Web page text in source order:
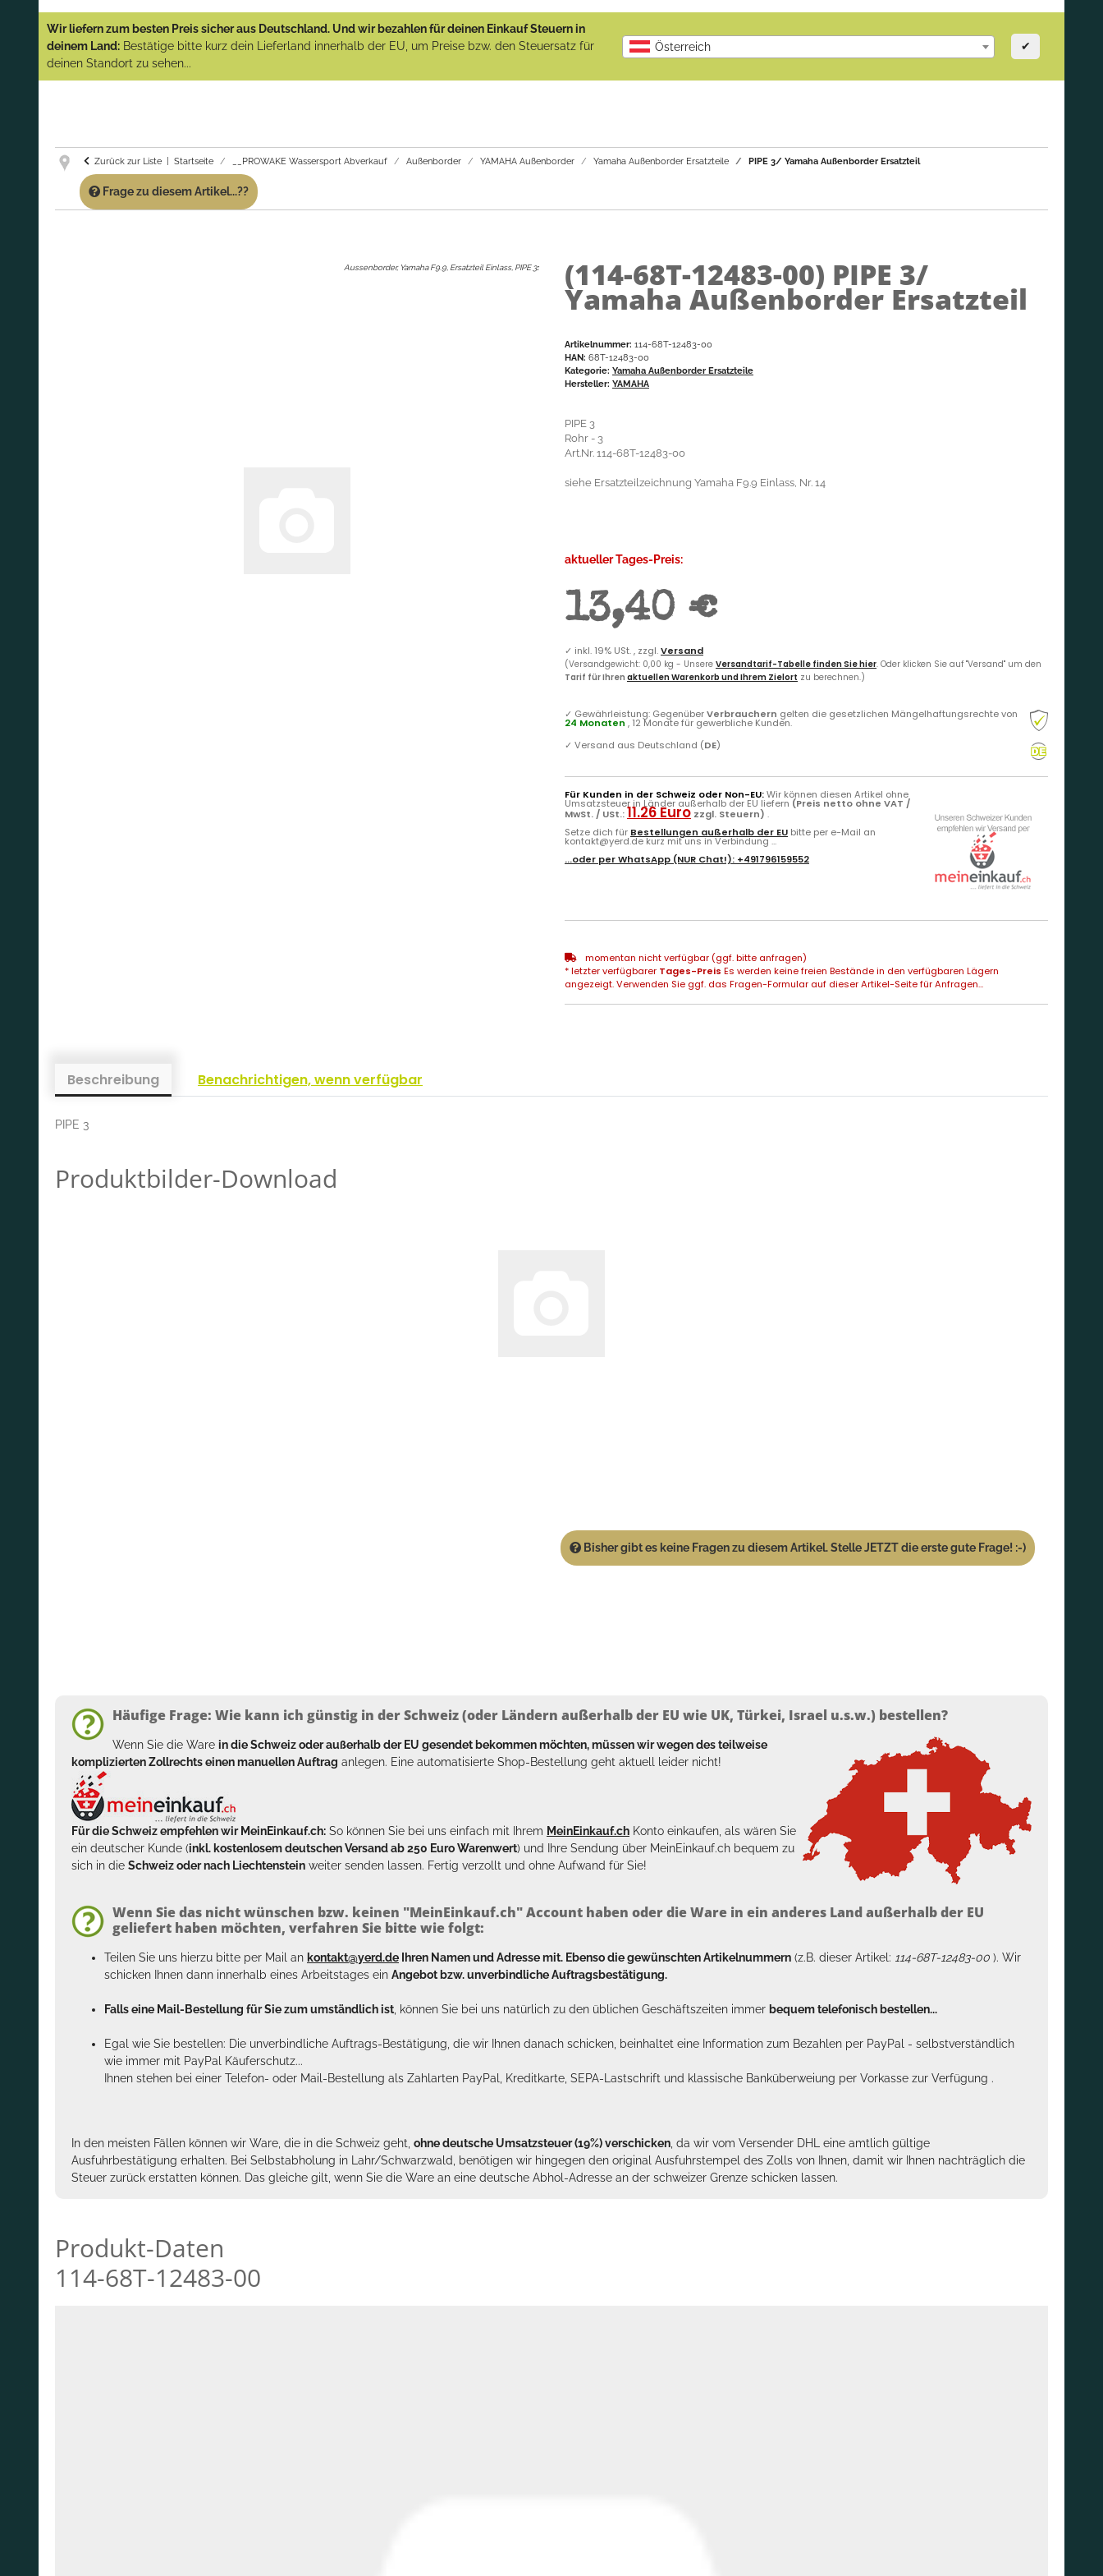
(Abverkauf)!
GARANTIE UND SERVICE:
Artikeln einfach an!
Wir liefern zum besten Preis sicher aus Deutschland. Und wir bezahlen für deinen Einkauf Steuern in
deinem Land: Bestätige bitte kurz dein Lieferland innerhalb der EU, um Preise bzw. den Steuersatz für
deinen Standort zu sehen...
Österreich ✔
Zurück zur Liste Startseite __PROWAKE Wassersport Abverkauf Außenborder YAMAHA Außenborder Yamaha Außenborder Ersatzteile PIPE 3/ Yamaha Außenborder Ersatzteil
Frage zu diesem Artikel...??
Aussenborder, Yamaha F9.9, Ersatzteil Einlass, PIPE 3: (114-68T-12483-00) PIPE 3/
Yamaha Außenborder Ersatzteil
Artikelnummer: 114-68T-12483-00
HAN: 68T-12483-00
Kategorie: Yamaha Außenborder Ersatzteile
Hersteller: YAMAHA
PIPE 3
Rohr - 3
Art.Nr. 114-68T-12483-00
siehe Ersatzteilzeichnung Yamaha F9.9 Einlass, Nr. 14
aktueller Tages-Preis:
13,40 €
✓ inkl. 19% USt. , zzgl.Versand
(Versandgewicht: 0,00 kg - Unsere Versandtarif-Tabelle finden Sie hier. Oder klicken Sie auf "Versand" um den
Tarif für Ihren aktuellen Warenkorb und Ihrem Zielort zu berechnen.)
✓ Gewährleistung: GegenüberVerbrauchern gelten die gesetzlichen Mängelhaftungsrechte von
24 Monaten , 12 Monate für gewerbliche Kunden.
✓ Versand aus Deutschland (DE)
Für Kunden in der Schweiz oder Non-EU:Wir können diesen Artikel ohne
Umsatzsteuer in Länder außerhalb der EU liefern (Preis netto ohne VAT /
MwSt. / USt.:11.26 Euro zzgl. Steuern) .
Setze dich für Bestellungen außerhalb der EU bitte per e-Mail an
kontakt@yerd.de kurz mit uns in Verbindung ...
...oder perWhatsApp (NUR Chat!): +491796159552
momentan nicht verfügbar (ggf. bitte anfragen)
* letzter verfügbarer Tages-Preis Es werden keine freien Bestände in den verfügbaren Lägern
angezeigt. Verwenden Sie ggf. das Fragen-Formular auf dieser Artikel-Seite für Anfragen...
Beschreibung Benachrichtigen, wenn verfügbar
PIPE 3
Produktbilder-Download
Bisher gibt es keine Fragen zu diesem Artikel. Stelle JETZT die erste gute Frage! :-)
Häufige Frage: Wie kann ich günstig in der Schweiz (oder Ländern außerhalb der EU wie UK, Türkei, Israel u.s.w.) bestellen?
Wenn Sie die Ware in die Schweiz oder außerhalb der EU gesendet bekommen möchten, müssen wir wegen des teilweise
komplizierten Zollrechts einen manuellen Auftrag anlegen. Eine automatisierte Shop-Bestellung geht aktuell leider nicht!
Für die Schweiz empfehlen wir MeinEinkauf.ch: So können Sie bei uns einfach mit Ihrem MeinEinkauf.ch Konto einkaufen, als wären Sie
ein deutscher Kunde (inkl. kostenlosem deutschen Versand ab 250 Euro Warenwert) und Ihre Sendung über MeinEinkauf.ch bequem zu
sich in die Schweiz oder nach Liechtenstein weiter senden lassen. Fertig verzollt und ohne Aufwand für Sie!
Wenn Sie das nicht wünschen bzw. keinen "MeinEinkauf.ch" Account haben oder die Ware in ein anderes Land außerhalb der EU
geliefert haben möchten, verfahren Sie bitte wie folgt:
Teilen Sie uns hierzu bitte per Mail an kontakt@yerd.de Ihren Namen und Adresse mit. Ebenso die gewünschten Artikelnummern (z.B. dieser Artikel: 114-68T-12483-00 ). Wir
schicken Ihnen dann innerhalb eines Arbeitstages ein Angebot bzw. unverbindliche Auftragsbestätigung.
Falls eine Mail-Bestellung für Sie zum umständlich ist , können Sie bei uns natürlich zu den üblichen Geschäftszeiten immer bequem telefonisch bestellen...
Egal wie Sie bestellen: Die unverbindliche Auftrags-Bestätigung, die wir Ihnen danach schicken, beinhaltet eine Information zum Bezahlen per PayPal - selbstverständlich
wie immer mit PayPal Käuferschutz...
Ihnen stehen bei einer Telefon- oder Mail-Bestellung als Zahlarten PayPal, Kreditkarte, SEPA-Lastschrift und klassische Banküberweiung per Vorkasse zur Verfügung .
In den meisten Fällen können wir Ware, die in die Schweiz geht, ohne deutsche Umsatzsteuer (19%) verschicken , da wir vom Versender DHL eine amtlich gültige
Ausfuhrbestätigung erhalten. Bei Selbstabholung in Lahr/Schwarzwald, benötigen wir hingegen den original Ausfuhrstempel des Zolls von Ihnen, damit wir Ihnen nachträglich die
Steuer zurück erstatten können. Das gleiche gilt, wenn Sie die Ware an eine deutsche Abhol-Adresse an der schweizer Grenze schicken lassen.
Produkt-Daten
114-68T-12483-00